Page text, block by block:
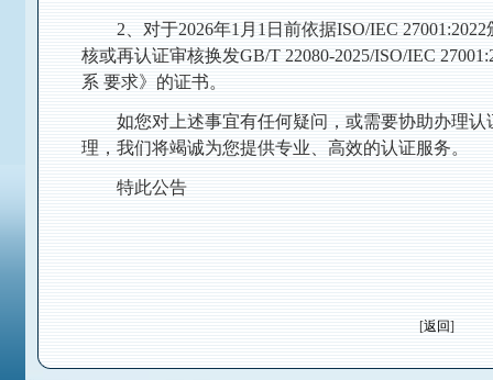
2、对于2026年1月1日前依据ISO/IEC
核或再认证审核换发GB/T 22080-2025/ISO/IEC
系 要求》的证书。
如您对上述事宜有任何疑问，或需要协助办理
理，我们将竭诚为您提供专业、高效的认证服务。
特此公告
[返回]